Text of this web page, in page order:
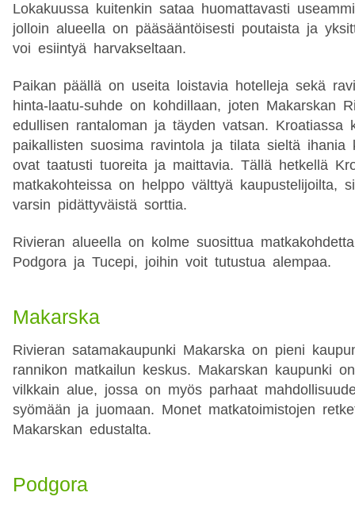
Lokakuussa kuitenkin sataa huomattavasti
jolloin alueella on pääsääntöisesti poutaista ja
voi esiintyä harvakseltaan.
Paikan päällä on useita loistavia hotelleja sekä
hinta-laatu-suhde on kohdillaan, joten Makarskan
edullisen rantaloman ja täyden vatsan. Kroatiassa
paikallisten suosima ravintola ja tilata sieltä ihania
ovat taatusti tuoreita ja maittavia. Tällä hetkellä
matkakohteissa on helppo välttyä kaupustelijoilta,
varsin pidättyväistä sorttia.
Rivieran alueella on kolme suosittua
Podgora ja Tucepi, joihin voit tutustua alempaa.
Makarska
Rivieran satamakaupunki Makarska on pieni
rannikon matkailun keskus. Makarskan kaupunki
vilkkain alue, jossa on myös parhaat
syömään ja juomaan. Monet matkatoimistojen
Makarskan edustalta.
Podgora